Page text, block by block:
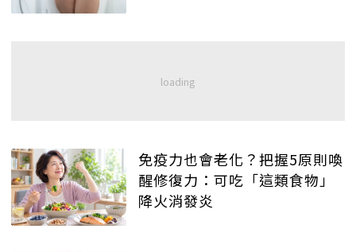
免疫力也會老化？把握5原則喚
醒修復力：可吃「這類食物」
降火消發炎